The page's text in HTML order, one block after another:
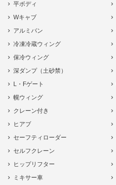
平ボディ
Wキャブ
アルミバン
冷凍冷蔵ウィング
保冷ウィング
深ダンプ（土砂禁）
L・Fゲート
幌ウィング
クレーン付き
ヒアブ
セーフティローダー
セルフクレーン
ヒップリフター
ミキサー車